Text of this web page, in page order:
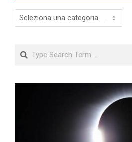
Categorie
Search